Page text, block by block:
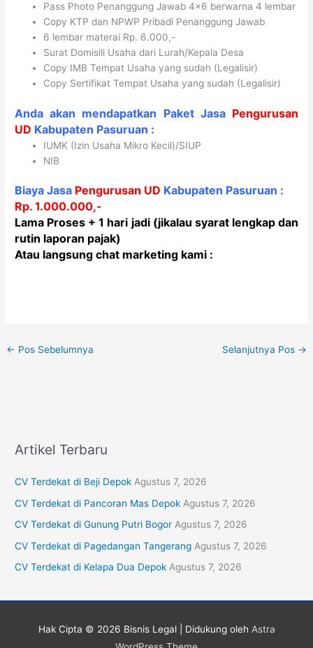
Pass Photo Penanggung Jawab 4×6 berwarna 4 lembar
Copy KTP dan NPWP Pribadi Penanggung Jawab
6 lembar materai Rp. 6.000,-
Surat Domisili Usaha dari Lurah/Kepala Desa
Copy IMB Tempat Usaha yang sudah (Legalisir)
Copy Sertifikat Tempat Usaha yang sudah (Legalisir)
Anda akan mendapatkan Paket Jasa Pengurusan
UD Kabupaten Pasuruan :
IUMK (Izin Usaha Mikro Kecil)/SIUP
NIB
Biaya Jasa Pengurusan UD Kabupaten Pasuruan :
Rp. 1.000.000,-
Lama Proses + 1 hari jadi (jikalau syarat lengkap dan
rutin laporan pajak)
Atau langsung chat marketing kami :
← Pos Sebelumnya Selanjutnya Pos →
Artikel Terbaru
CV Terdekat di Beji Depok Agustus 7, 2026
CV Terdekat di Pancoran Mas Depok Agustus 7, 2026
CV Terdekat di Gunung Putri Bogor Agustus 7, 2026
CV Terdekat di Pagedangan Tangerang Agustus 7, 2026
CV Terdekat di Kelapa Dua Depok Agustus 7, 2026
Hak Cipta © 2026 Bisnis Legal| Didukung oleh Astra